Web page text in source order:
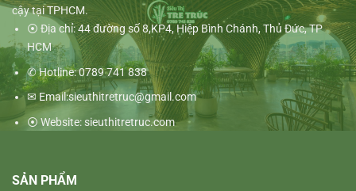
cậy tại TPHCM.
⦿ Địa chỉ: 44 đường số 8,KP4, Hiệp Bình Chánh, Thủ Đức, TP
HCM
✆ Hotline: 0789 741 838
✉ Email:sieuthitretruc@gmail.com
⦿ Website: sieuthitretruc.com
SẢN PHẨM